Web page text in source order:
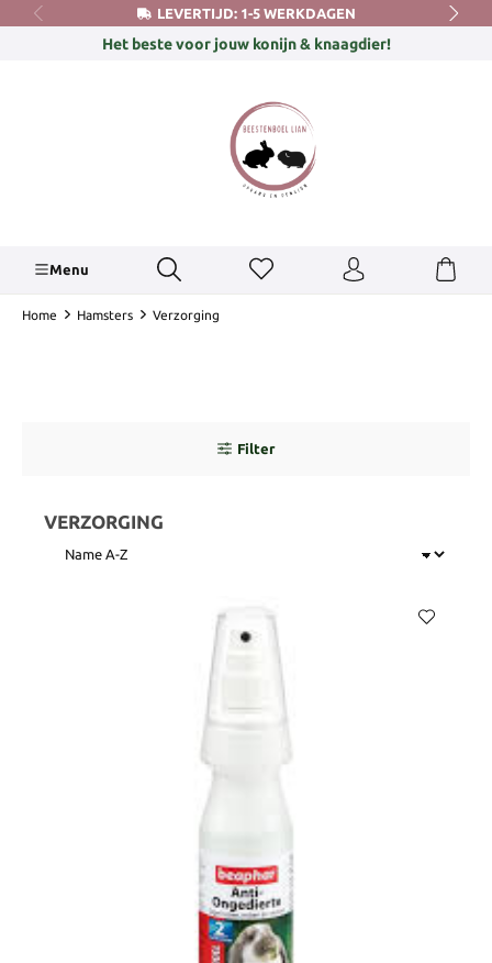
LEVERTIJD: 1-5 WERKDAGEN
Het beste voor jouw konijn & knaagdier!
Menu
Home Hamsters Verzorging
Filter
VERZORGING